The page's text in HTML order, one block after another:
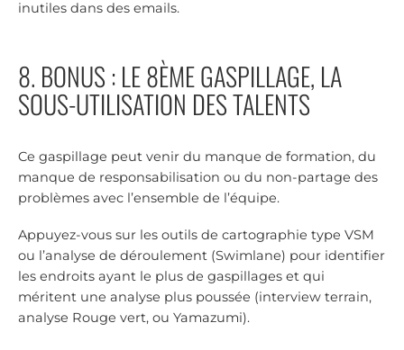
inutiles dans des emails.
8. BONUS : LE 8ÈME GASPILLAGE, LA
SOUS-UTILISATION DES TALENTS
Ce gaspillage peut venir du manque de formation, du
manque de responsabilisation ou du non-partage des
problèmes avec l’ensemble de l’équipe.
Appuyez-vous sur les outils de cartographie type VSM
ou l’analyse de déroulement (Swimlane) pour identifier
les endroits ayant le plus de gaspillages et qui
méritent une analyse plus poussée (interview terrain,
analyse Rouge vert, ou Yamazumi).